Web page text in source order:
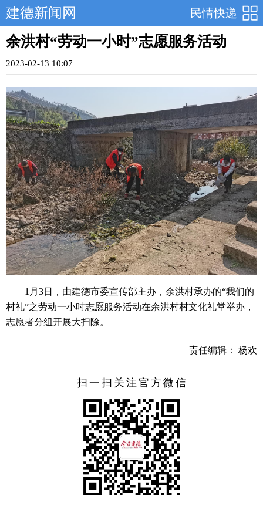
民情快递
建德新闻网
余洪村“劳动一小时”志愿服务活动
2023-02-13 10:07
1月3日，由建德市委宣传部主办，余洪村承办的“我们的
村礼”之劳动一小时志愿服务活动在余洪村村文化礼堂举办，
志愿者分组开展大扫除。
责任编辑： 杨欢
扫一扫关注官方微信